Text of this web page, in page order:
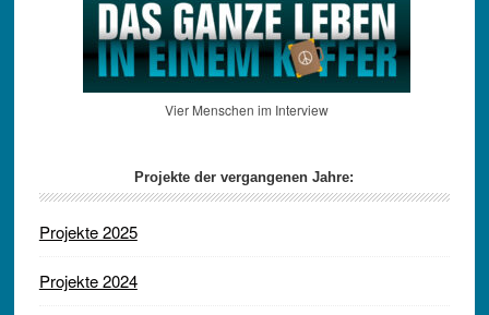
Vier Menschen im Interview
Projekte der vergangenen Jahre:
Projekte 2025
Projekte 2024